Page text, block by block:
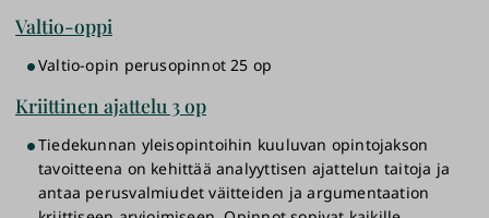
Valtio-oppi
Valtio-opin perusopinnot 25 op
Kriittinen ajattelu 3 op
Tiedekunnan yleisopintoihin kuuluvan opintojakson
tavoitteena on kehittää analyyttisen ajattelun taitoja ja
antaa perusvalmiudet väitteiden ja argumentaation